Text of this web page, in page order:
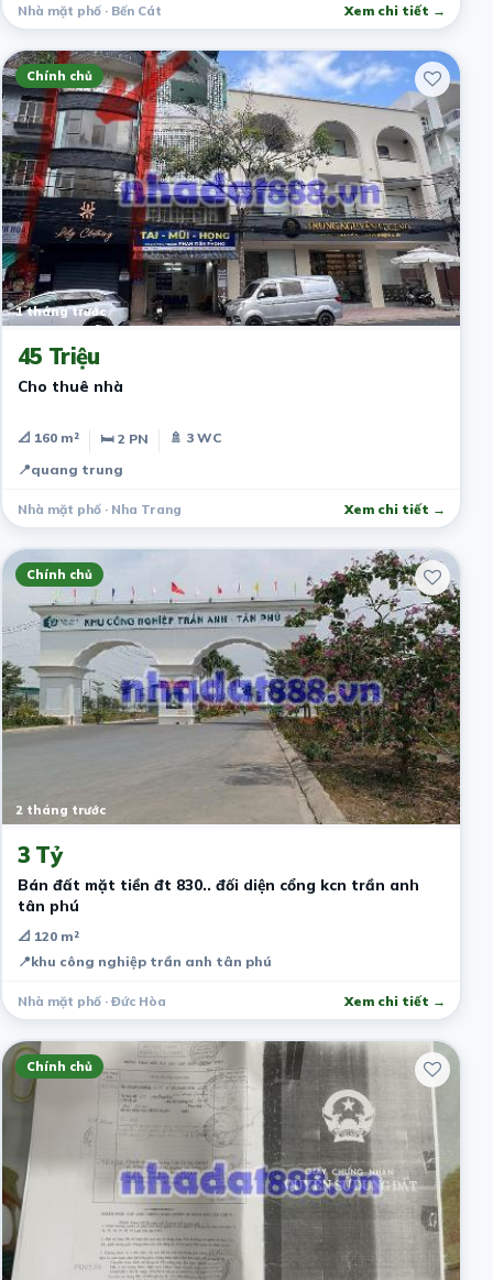
Nhà mặt phố · Bến Cát Xem chi tiết →
Chính chủ
1 tháng trước
45 Triệu
Cho thuê nhà
📐 160 m² 🛏 2 PN
🚿 3 WC
📍quang trung
Nhà mặt phố · Nha Trang Xem chi tiết →
Chính chủ
2 tháng trước
3 Tỷ
Bán đất mặt tiền đt 830.. đối diện cổng kcn trần anh
tân phú
📐 120 m²
📍khu công nghiệp trần anh tân phú
Nhà mặt phố · Đức Hòa Xem chi tiết →
Chính chủ